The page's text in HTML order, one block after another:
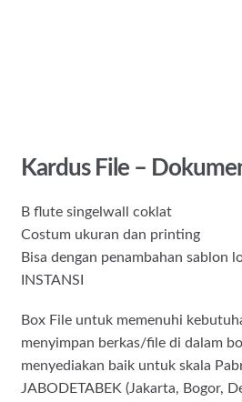
Kardus File –
B flute singelwall coklat
Costum ukuran dan printing
Bisa dengan penambahan sablon
INSTANSI
Box File untuk memenuhi
menyimpan berkas/file di dalam
menyediakan baik untuk skala
JABODETABEK (Jakarta, Bogor,